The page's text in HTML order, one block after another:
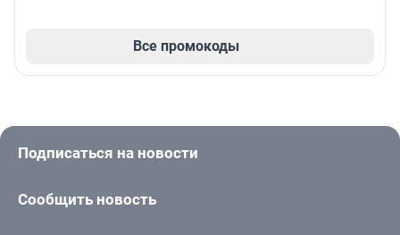
Все промокоды
Подписаться на новости
Сообщить новость